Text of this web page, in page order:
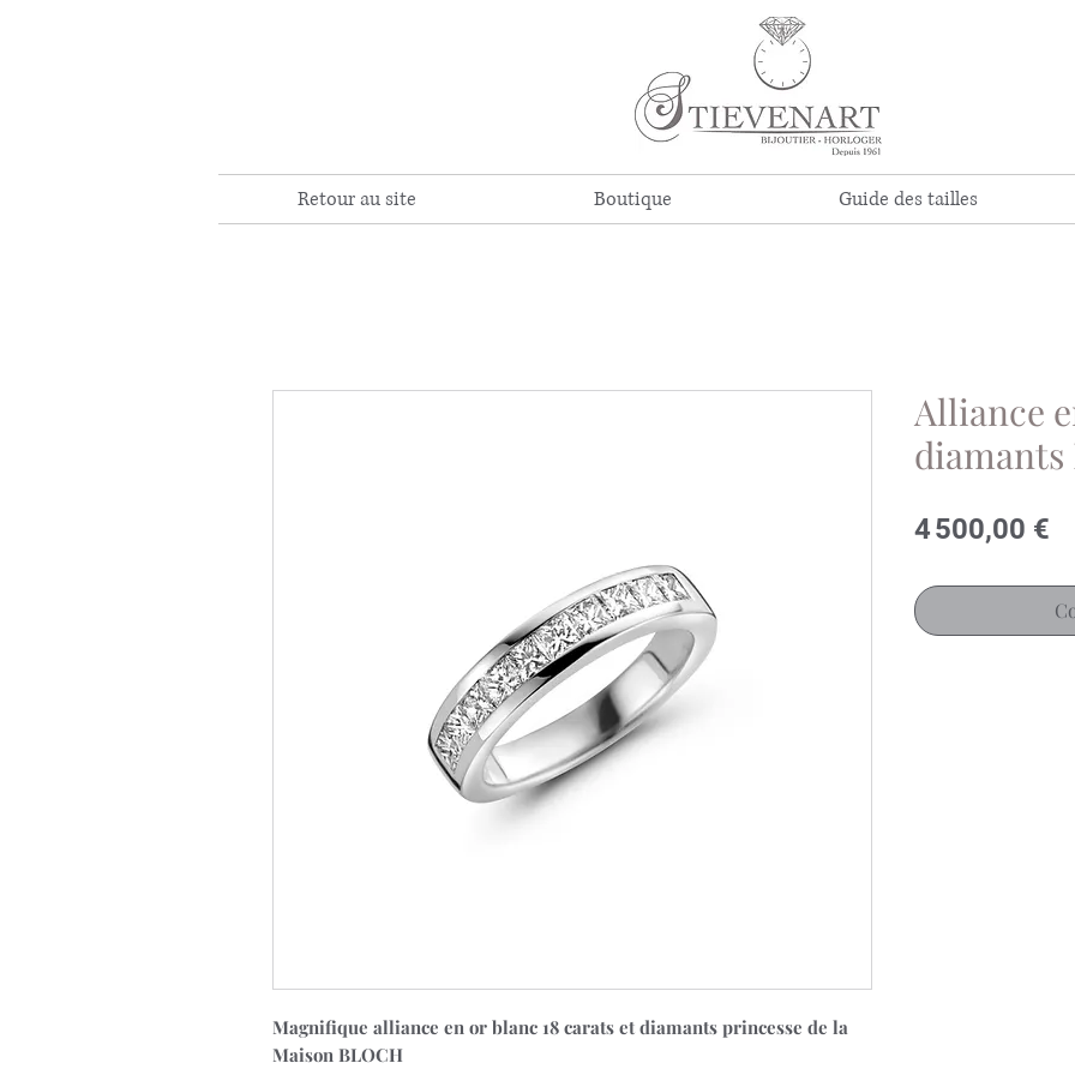
Retour au site Boutique Guide des tailles
Magnifique alliance en or blanc 18 carats et diamants princesse de la
Maison BLOCH
Alliance
diamants
4 500,00 €